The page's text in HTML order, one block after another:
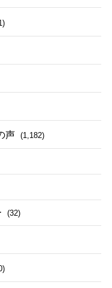
声 (1,182)
(32)